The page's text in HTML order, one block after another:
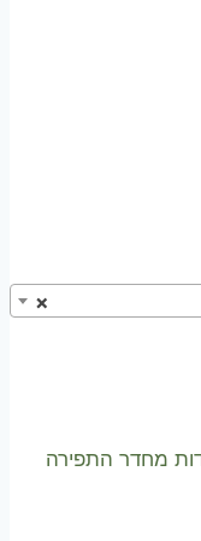
×
מחדר התפירה